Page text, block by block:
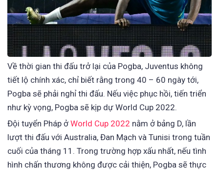
Về thời gian thi đấu trở lại của Pogba, Juventus không
tiết lộ chính xác, chỉ biết rằng trong 40 – 60 ngày tới,
Pogba sẽ phải nghỉ thi đấu. Nếu việc phục hồi, tiến triển
như kỳ vọng, Pogba sẽ kịp dự World Cup 2022.
Đội tuyển Pháp ở World Cup 2022 nằm ở bảng D, lần
lượt thi đấu với Australia, Đan Mạch và Tunisi trong tuần
cuối của tháng 11. Trong trường hợp xấu nhất, nếu tình
hình chấn thương không được cải thiện, Pogba sẽ thực